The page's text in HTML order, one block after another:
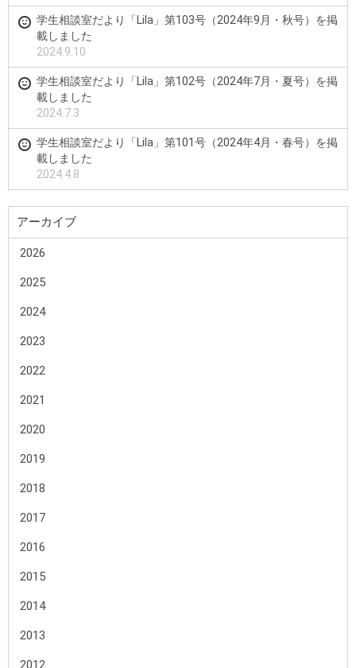
学生相談室だより「Lila」第103号（2024年9月・秋号）を掲
載しました
2024.9.10
学生相談室だより「Lila」第102号（2024年7月・夏号）を掲
載しました
2024.7.3
学生相談室だより「Lila」第101号（2024年4月・春号）を掲
載しました
2024.4.8
アーカイブ
2026
2025
2024
2023
2022
2021
2020
2019
2018
2017
2016
2015
2014
2013
2012